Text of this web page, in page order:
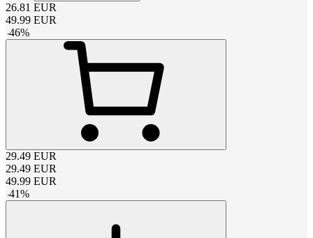
26.81 EUR
49.99 EUR
-46%
29.49 EUR
29.49 EUR
49.99 EUR
-41%